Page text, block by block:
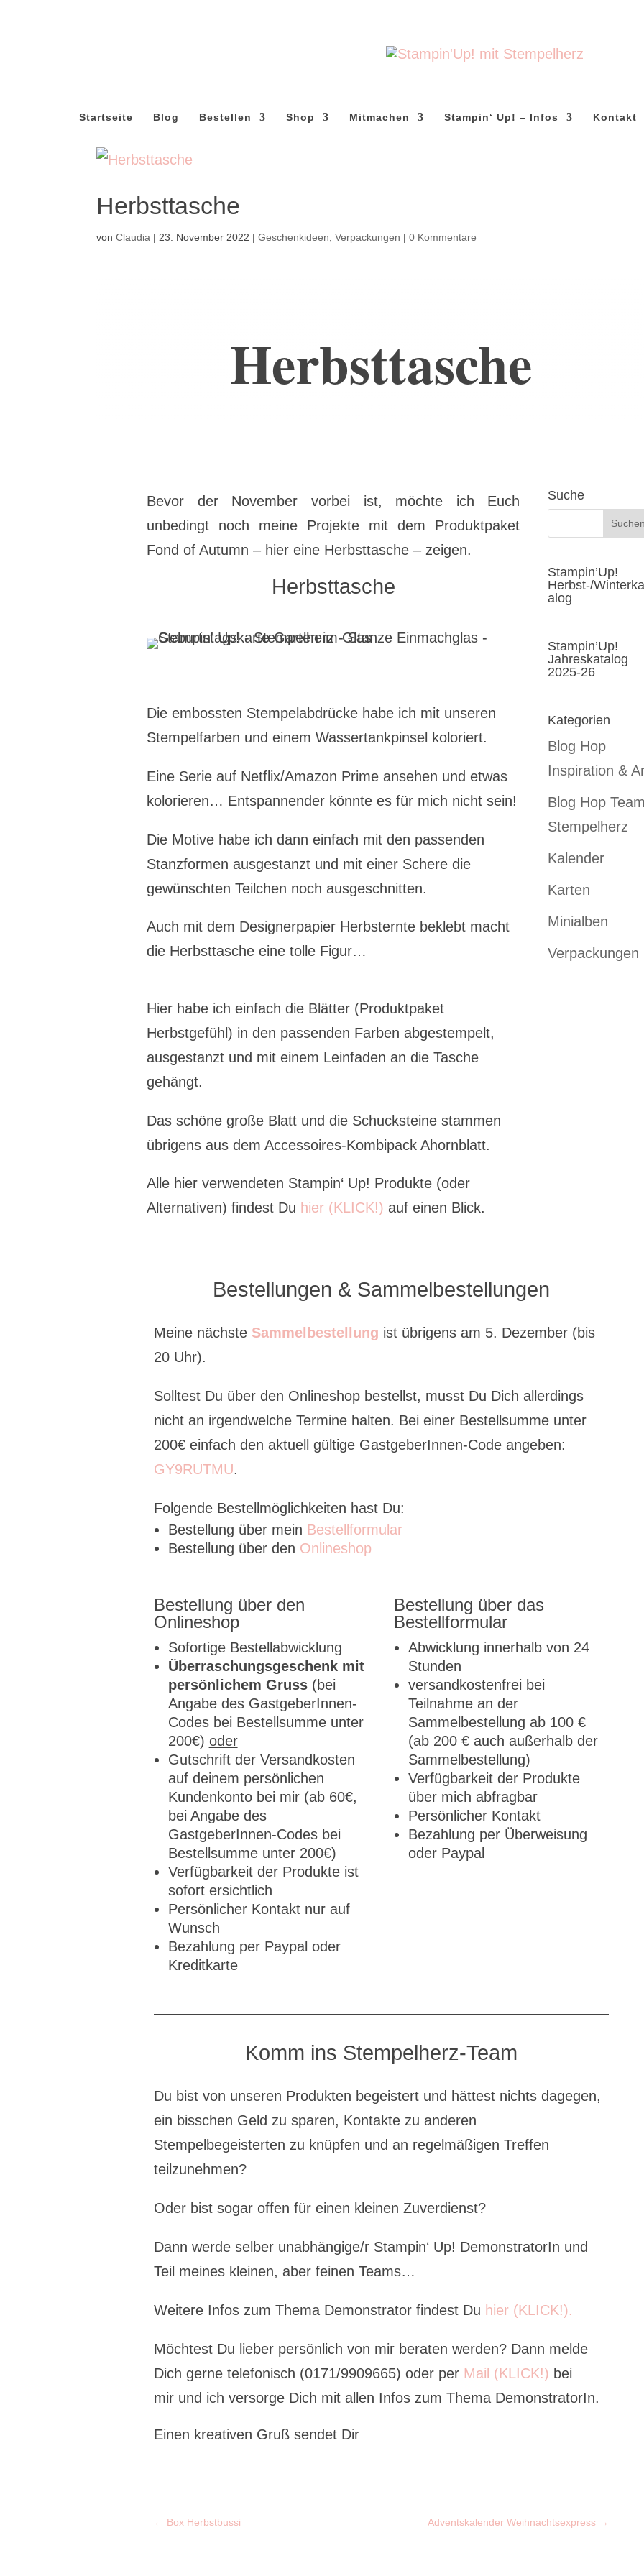
Startseite Blog Bestellen Shop Mitmachen Stampin‘ Up! – Infos Kontakt
Herbsttasche
vonClaudia | 23. November 2022 |Geschenkideen ,Verpackungen |0 Kommentare
Herbsttasche
Bevor der November vorbei ist, möchte ich Euch
unbedingt noch meine Projekte mit dem Produktpaket
Fond of Autumn – hier eine Herbsttasche – zeigen.
Herbsttasche
Die embossten Stempelabdrücke habe ich mit unseren
Stempelfarben und einem Wassertankpinsel koloriert.
Eine Serie auf Netflix/Amazon Prime ansehen und etwas
kolorieren… Entspannender könnte es für mich nicht sein!
Die Motive habe ich dann einfach mit den passenden
Stanzformen ausgestanzt und mit einer Schere die
gewünschten Teilchen noch ausgeschnitten.
Auch mit dem Designerpapier Herbsternte beklebt macht
die Herbsttasche eine tolle Figur…
Hier habe ich einfach die Blätter (Produktpaket
Herbstgefühl) in den passenden Farben abgestempelt,
ausgestanzt und mit einem Leinfaden an die Tasche
gehängt.
Das schöne große Blatt und die Schucksteine stammen
übrigens aus dem Accessoires-Kombipack Ahornblatt.
Alle hier verwendeten Stampin‘ Up! Produkte (oder
Alternativen) findest Du hier (KLICK!) auf einen Blick.
Suche
Stampin’Up!
Herbst-/
alog
Stampin’Up!
Jahreskatalog
2025-26
Kategorien
Blog Hop
Inspiration &
Blog Hop
Stempelherz
Kalender
Karten
Minialben
Verpackungen
Bestellungen & Sammelbestellungen
Meine nächste Sammelbestellung ist übrigens am 5. Dezember (bis
20 Uhr).
Solltest Du über den Onlineshop bestellst, musst Du Dich allerdings
nicht an irgendwelche Termine halten. Bei einer Bestellsumme unter
200€ einfach den aktuell gültige GastgeberInnen-Code angeben:
GY9RUTMU.
Folgende Bestellmöglichkeiten hast Du:
Bestellung über mein Bestellformular
Bestellung über den Onlineshop
Bestellung über den
Onlineshop
Sofortige Bestellabwicklung
Überraschungsgeschenk mit
persönlichem Gruss (bei
Angabe des GastgeberInnen-
Codes bei Bestellsumme unter
200€) oder
Gutschrift der Versandkosten
auf deinem persönlichen
Kundenkonto bei mir (ab 60€,
bei Angabe des
GastgeberInnen-Codes bei
Bestellsumme unter 200€)
Verfügbarkeit der Produkte ist
sofort ersichtlich
Persönlicher Kontakt nur auf
Wunsch
Bezahlung per Paypal oder
Kreditkarte
Bestellung über das
Bestellformular
Abwicklung innerhalb von 24
Stunden
versandkostenfrei bei
Teilnahme an der
Sammelbestellung ab 100 €
(ab 200 € auch außerhalb der
Sammelbestellung)
Verfügbarkeit der Produkte
über mich abfragbar
Persönlicher Kontakt
Bezahlung per Überweisung
oder Paypal
Komm ins Stempelherz-Team
Du bist von unseren Produkten begeistert und hättest nichts dagegen,
ein bisschen Geld zu sparen, Kontakte zu anderen
Stempelbegeisterten zu knüpfen und an regelmäßigen Treffen
teilzunehmen?
Oder bist sogar offen für einen kleinen Zuverdienst?
Dann werde selber unabhängige/r Stampin‘ Up! DemonstratorIn und
Teil meines kleinen, aber feinen Teams…
Weitere Infos zum Thema Demonstrator findest Du hier (KLICK!).
Möchtest Du lieber persönlich von mir beraten werden? Dann melde
Dich gerne telefonisch (0171/9909665) oder per Mail (KLICK!) bei
mir und ich versorge Dich mit allen Infos zum Thema DemonstratorIn.
Einen kreativen Gruß sendet Dir
← Box Herbstbussi Adventskalender Weihnachtsexpress→